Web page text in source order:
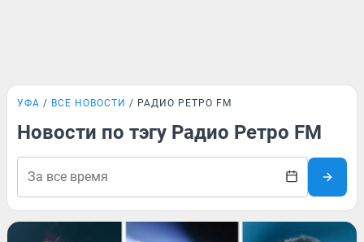
УФА ВСЕ НОВОСТИ РАДИО РЕТРО FM
Новости по тэгу Радио Ретро FM